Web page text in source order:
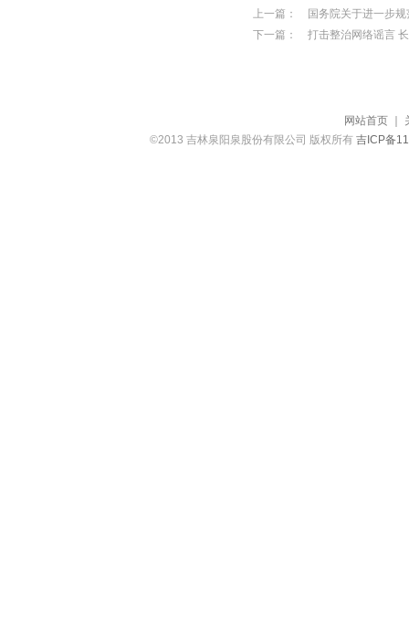
上一篇：
国务院关于进一步
下一篇：
打击整治网络谣言
网站首页
©2013 吉林泉阳泉股份有限公司 版权所有吉ICP备